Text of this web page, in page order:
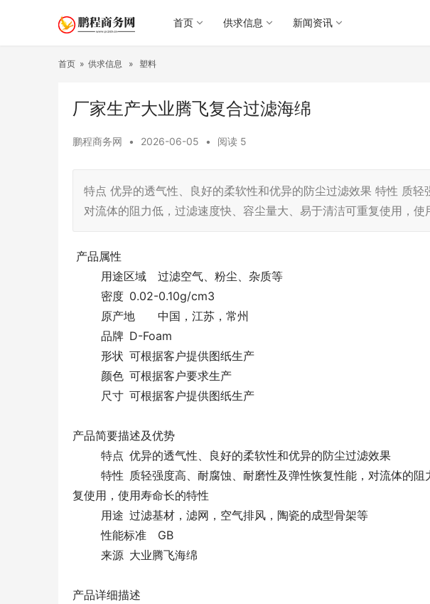
首页 供求信息 新闻资讯
首页 » 供求信息 » 塑料
厂家生产大业腾飞复合过滤海绵
鹏程商务网 • 2026-06-05 • 阅读 5
特点 优异的透气性、良好的柔软性和优异的防尘过滤效果 特性 质轻
对流体的阻力低，过滤速度快、容尘量大、易于清洁可重复使用，使
产品属性
用途区域
过滤空气、粉尘、杂质等
密度 0.02-0.10g/cm3
原产地
中国，江苏，常州
品牌 D-Foam
形状 可根据客户提供图纸生产
颜色 可根据客户要求生产
尺寸 可根据客户提供图纸生产
产品简要描述及优势
特点 优异的透气性、良好的柔软性和优异的防尘过滤效果
特性 质轻强度高、耐腐蚀、耐磨性及弹性恢复性能，对流体的
复使用，使用寿命长的特性
用途 过滤基材，滤网，空气排风，陶瓷的成型骨架等
性能标准
GB
来源 大业腾飞海绵
产品详细描述